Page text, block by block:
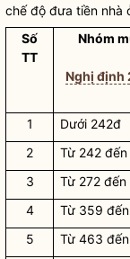
chế độ đưa tiền nhà
Số
TT
Nhóm
Nghị định
1 Dưới 242đ
2
Từ 242
3
Từ 272
4
Từ 359
5
Từ 463